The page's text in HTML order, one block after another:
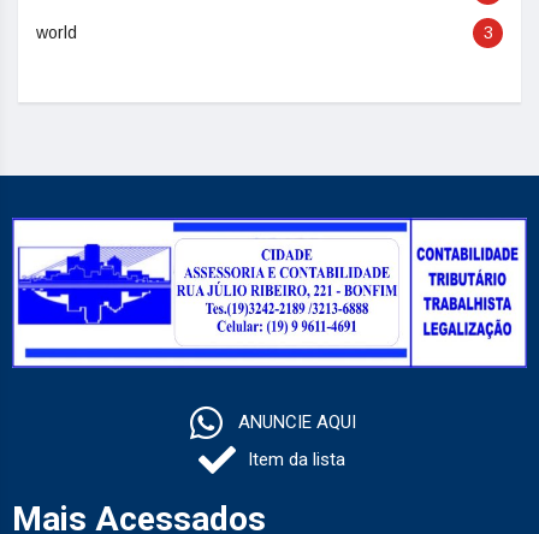
world 3
ANUNCIE AQUI
Item da lista
Mais Acessados